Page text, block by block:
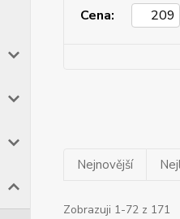
Cena:
Nejnovější
Zobrazuji 1-72 z 171